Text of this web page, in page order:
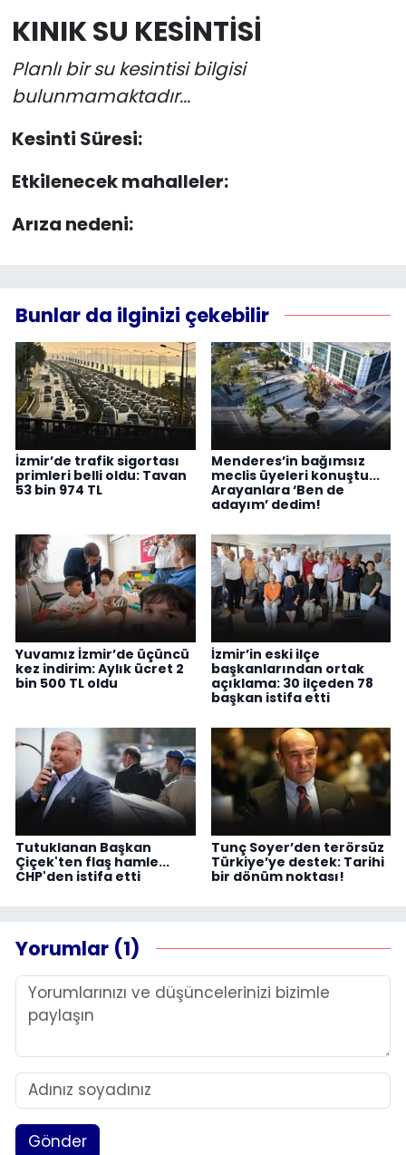
KINIK SU KESİNTİSİ
Planlı bir su kesintisi bilgisi
bulunmamaktadır...
Kesinti Süresi:
Etkilenecek mahalleler:
Arıza nedeni:
Bunlar da ilginizi çekebilir
İzmir’de trafik sigortası
primleri belli oldu: Tavan
53 bin 974 TL
Menderes’in bağımsız
meclis üyeleri konuştu...
Arayanlara ‘Ben de
adayım’ dedim!
Yuvamız İzmir’de üçüncü
kez indirim: Aylık ücret 2
bin 500 TL oldu
İzmir’in eski ilçe
başkanlarından ortak
açıklama: 30 ilçeden 78
başkan istifa etti
Tutuklanan Başkan
Çiçek'ten flaş hamle...
CHP'den istifa etti
Tunç Soyer’den terörsüz
Türkiye’ye destek: Tarihi
bir dönüm noktası!
Yorumlar (1)
Gönder